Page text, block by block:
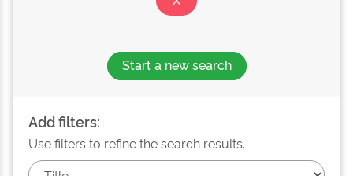
Start a new search
Add filters:
Use filters to refine the search results.